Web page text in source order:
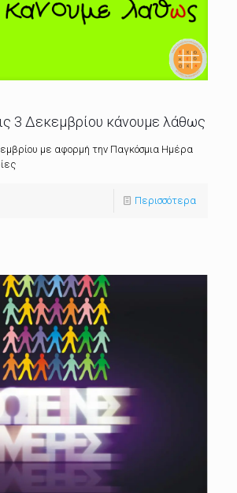
3 Δεκεμβρίου κάνουμε λάθως
με αφορμή την Παγκόσμια Ημέρα
Περισσότερα